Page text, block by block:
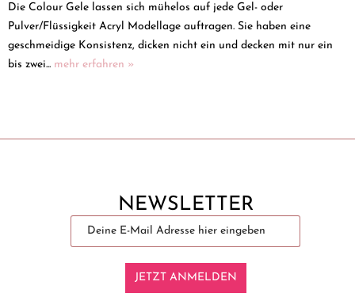
Die Colour Gele lassen sich mühelos auf jede Gel- oder
Pulver/Flüssigkeit Acryl Modellage auftragen. Sie haben eine
geschmeidige Konsistenz, dicken nicht ein und decken mit nur ein
bis zwei... mehr erfahren »
NEWSLETTER
JETZT ANMELDEN